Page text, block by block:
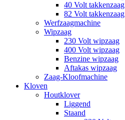
40 Volt takkenzaag
82 Volt takkenzaag
Werfzaagmachine
Wipzaag
230 Volt wipzaag
400 Volt wipzaag
Benzine wipzaag
Aftakas wipzaag
Zaag-Kloofmachine
Kloven
Houtklover
Liggend
Staand